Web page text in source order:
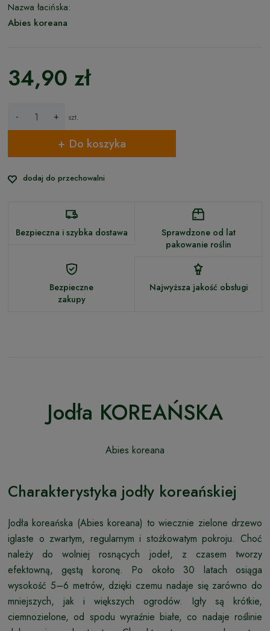
Nazwa łacińska:
Abies koreana
34,90 zł
- + szt.
Do koszyka
dodaj do przechowalni
Bezpieczna i szybka dostawa
Sprawdzone od lat
pakowanie roślin
Bezpieczne
zakupy
Najwyższa jakość obsługi
Jodła KOREAŃSKA
Abies koreana
Charakterystyka jodły koreańskiej
Jodła koreańska (Abies koreana) to wiecznie zielone drzewo
iglaste o zwartym, regularnym i stożkowatym pokroju. Choć
należy do wolniej rosnących jodeł, z czasem tworzy
efektowną, gęstą koronę. Po około 30 latach osiąga
wysokość 5–6 metrów, dzięki czemu nadaje się zarówno do
mniejszych, jak i większych ogrodów. Igły są krótkie,
ciemnozielone, od spodu wyraźnie białe, co nadaje roślinie